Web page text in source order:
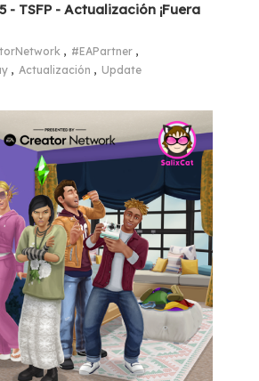
- TSFP - Actualización ¡Fuera
, #EAPartner ,
, Actualización , Update